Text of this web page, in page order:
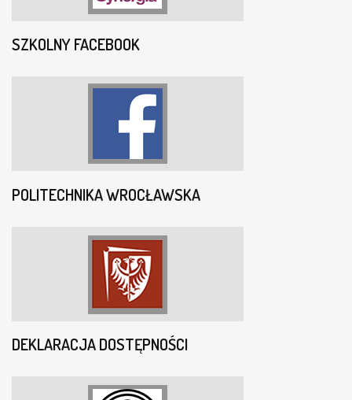
SZKOLNY FACEBOOK
POLITECHNIKA WROCŁAWSKA
DEKLARACJA DOSTĘPNOŚCI